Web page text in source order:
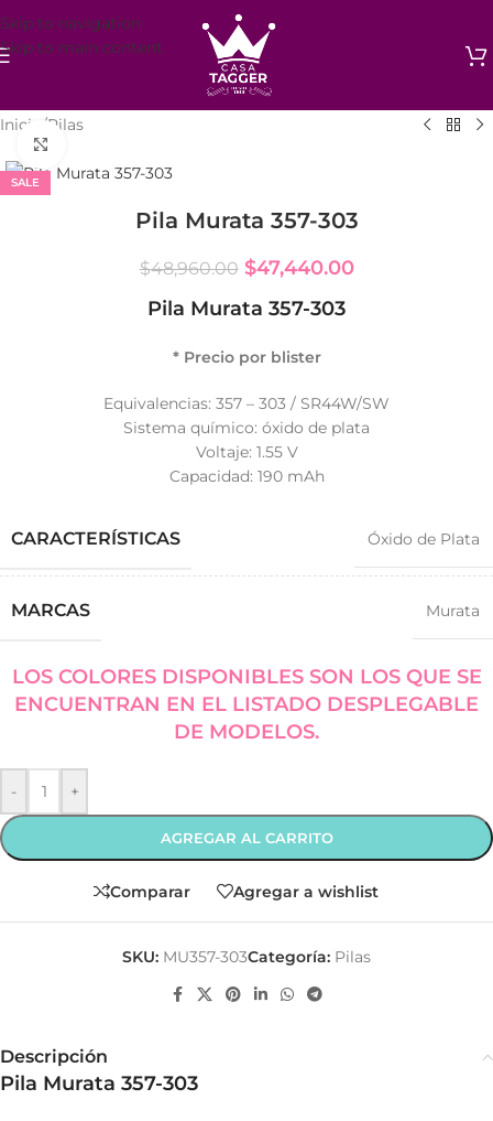
Skip to navigation
Skip to main content
Inicio /Pilas
SALE
Pila Murata 357-303
$48,960.00 $47,440.00
Pila Murata 357-303
* Precio por blister
Equivalencias: 357 – 303 / SR44W/SW
Sistema químico: óxido de plata
Voltaje: 1.55 V
Capacidad: 190 mAh
CARACTERÍSTICAS Óxido de Plata
MARCAS Murata
LOS COLORES DISPONIBLES SON LOS QUE SE
ENCUENTRAN EN EL LISTADO DESPLEGABLE
DE MODELOS.
- +
AGREGAR AL CARRITO
Comparar Agregar a wishlist
SKU: MU357-303Categoría: Pilas
Descripción
Pila Murata 357-303